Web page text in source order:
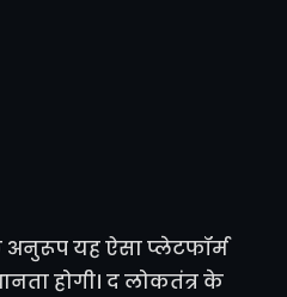
यह ऐसा प्लेटफॉर्म
होगी। द लोकतंत्र के